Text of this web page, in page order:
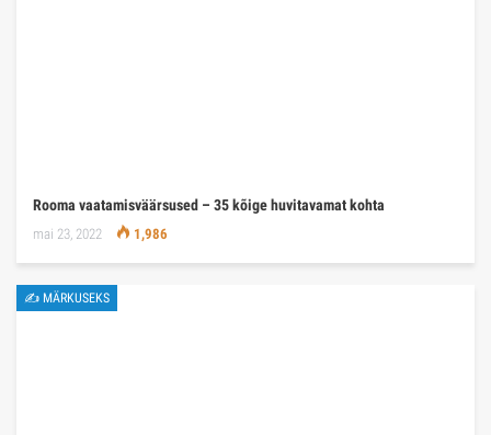
Rooma vaatamisväärsused – 35 kõige huvitavamat kohta
mai 23, 2022 1,986
✍ MÄRKUSEKS